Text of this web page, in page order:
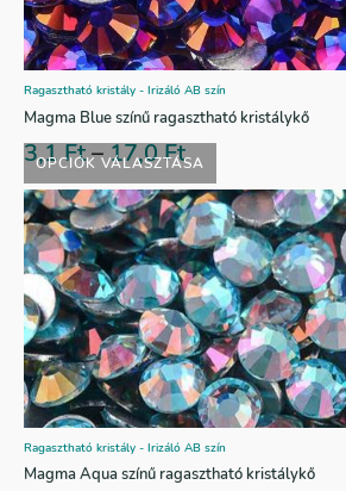
OPCIÓK VÁLASZTÁSA
Ragasztható kristály - Irizáló AB szín
Magma Blue színű ragasztható kristálykő
3,1Ft–17,0Ft
Ragasztható kristály - Irizáló AB szín
Magma Aqua színű ragasztható kristálykő